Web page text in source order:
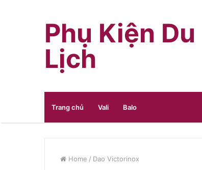
Phụ Kiện Du
Lịch
Trang chủ Vali Balo
Home / Dao Victorinox